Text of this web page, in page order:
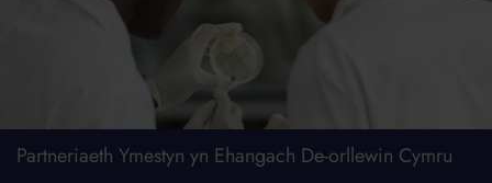
Partneriaeth Ymestyn yn Ehangach De-orllewin Cymru